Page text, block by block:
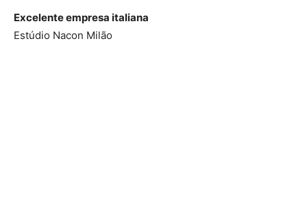
Excelente empresa italiana
Estúdio Nacon Milão